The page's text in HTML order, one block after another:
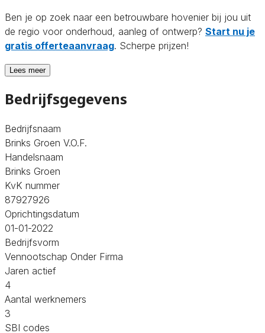
Ben je op zoek naar een betrouwbare hovenier bij jou uit
de regio voor onderhoud, aanleg of ontwerp? Start nu je
gratis offerteaanvraag. Scherpe prijzen!
Lees meer
Bedrijfsgegevens
Bedrijfsnaam
Brinks Groen V.O.F.
Handelsnaam
Brinks Groen
KvK nummer
87927926
Oprichtingsdatum
01-01-2022
Bedrijfsvorm
Vennootschap Onder Firma
Jaren actief
4
Aantal werknemers
3
SBI codes